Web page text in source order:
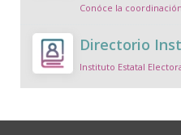
Conóce la coordinación
Directorio
Instituto Estatal